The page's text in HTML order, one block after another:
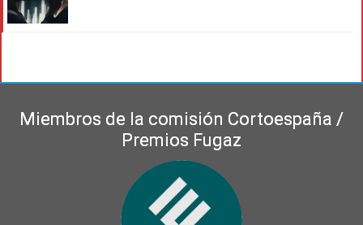
Miembros de la comisión Cortoespaña /
Premios Fugaz